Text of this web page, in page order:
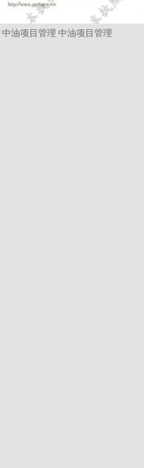
中油项目管理 中油项目管理